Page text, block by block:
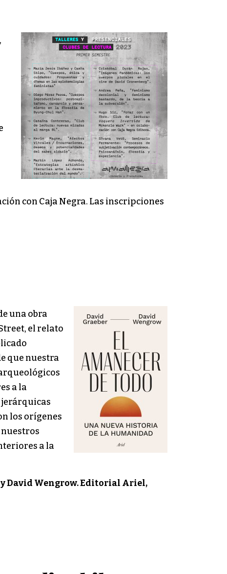
con Caja Negra. Las inscripciones
una obra
el relato
que nuestra
a la
jerárquicas
los orígenes
nuestros
a la
y David Wengrow. Editorial Ariel,